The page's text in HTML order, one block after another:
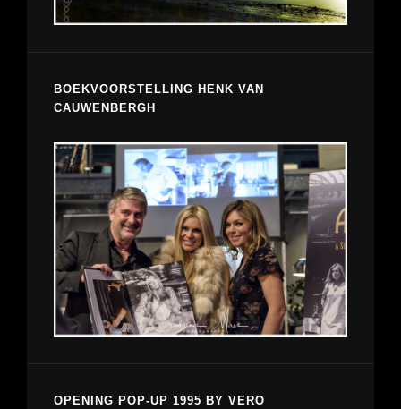
BOEKVOORSTELLING HENK VAN
CAUWENBERGH
OPENING POP-UP 1995 BY VERO